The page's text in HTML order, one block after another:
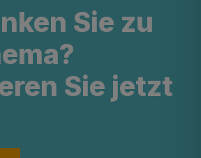
Sie zu
Sie jetzt